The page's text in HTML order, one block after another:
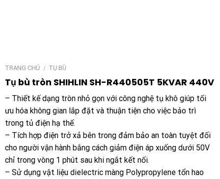
TRANG CHỦ / TỤ BÙ
Tụ bù tròn SHIHLIN SH-R440505T 5KVAR 440V
– Thiết kế dạng tròn nhỏ gọn với công nghệ tụ khô giúp tối
ưu hóa không gian lắp đặt và thuận tiện cho việc bảo trì
trong tủ điện hạ thế.
– Tích hợp điện trở xả bên trong đảm bảo an toàn tuyệt đối
cho người vận hành bằng cách giảm điện áp xuống dưới 50V
chỉ trong vòng 1 phút sau khi ngắt kết nối.
– Sử dụng vật liệu dielectric màng Polypropylene tổn hao